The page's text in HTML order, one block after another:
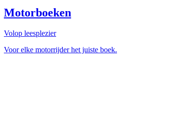
Motorboeken
Volop leesplezier
Voor elke motorrijder het juiste boek.